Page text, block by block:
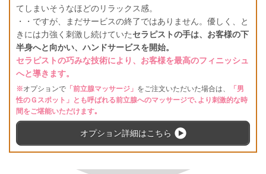
てしまいそうなほどのリラックス感。
・・ですが、まだサービスの終了ではありません。優しく、と
きには力強く刺激し続けていたセラピストの手は、お客様の下
半身へと向かい、ハンドサービスを開始。
セラピストの巧みな技術により、お客様を最高のフィニッシュ
へと導きます。
※オプションで 「前立腺マッサージ」 をご注文いただいた場合は、
「男
性のＧスポット」とも呼ばれる前立腺へのマッサージで､より刺激的な時
間をご堪能いただけます｡
オプション詳細はこちら